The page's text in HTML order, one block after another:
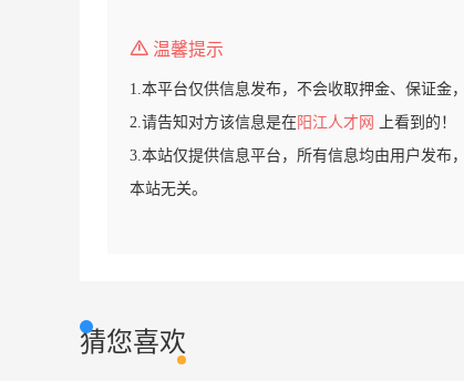
温馨提示
1.本平台仅供信息发布，不会收取押金、保证金
2.请告知对方该信息是在阳江人才网
上看到的！
3.本站仅提供信息平台，所有信息均由用户发布
本站无关。
猜您喜欢